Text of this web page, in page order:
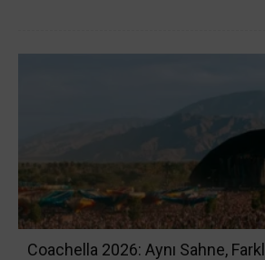
Coachella 2026: Aynı Sahne,